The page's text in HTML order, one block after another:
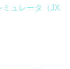
ュレータ（JX